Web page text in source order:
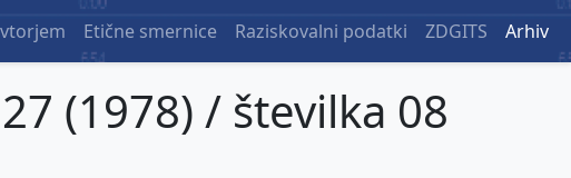
Etične smernice Raziskovalni podatki ZDGITS Arhiv
(1978) / številka 08